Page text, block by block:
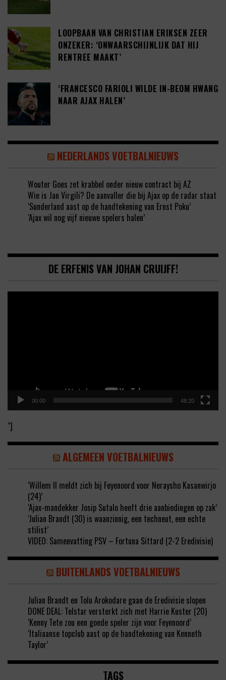
LOOPBAAN VAN CHRISTIAN ERIKSEN ZEER
ONZEKER: ‘ONWAARSCHIJNLIJK DAT HIJ
RENTREE MAAKT’
‘FRANCESCO FARIOLI WILDE IN-BEOM HWANG
NAAR AJAX HALEN’
NEDERLANDS VOETBALNIEUWS
Wouter Goes zet krabbel onder nieuw contract bij AZ
Wie is Jan Virgili? De aanvaller die bij Ajax op de radar staat
‘Sunderland aast op de handtekening van Ernst Poku’
‘Ajax wil nog vijf nieuwe spelers halen’
DE ERFENIS VAN JOHAN CRUIJFF!
00:00 48:20
"]
ALGEMEEN VOETBALNIEUWS
‘Willem II meldt zich bij Feyenoord voor Neraysho Kasanwirjo
(24)’
‘Ajax-mandekker Josip Sutalo heeft drie aanbiedingen op zak’
‘Julian Brandt (30) is waanzinnig, een techneut, een echte
stilist’
VIDEO: Samenvatting PSV – Fortuna Sittard (2-2 Eredivisie)
BUITENLANDS VOETBALNIEUWS
Julian Brandt en Tolu Arokodare gaan de Eredivisie slopen
DONE DEAL: Telstar versterkt zich met Harrie Kuster (20)
‘Kenny Tete zou een goede speler zijn voor Feyenoord’
‘Italiaanse topclub aast op de handtekening van Kenneth
Taylor’
TAGS